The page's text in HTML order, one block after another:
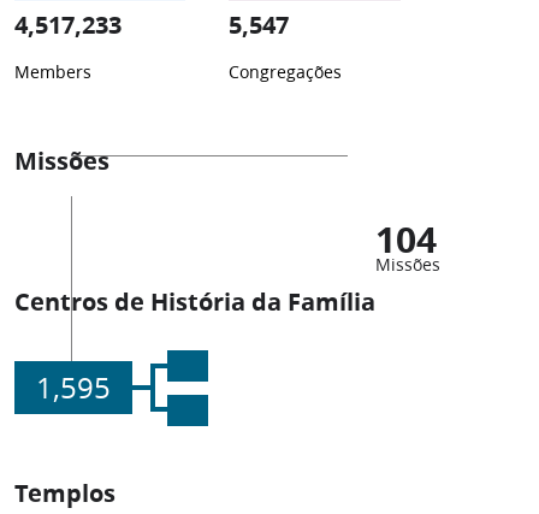
4,517,233
Members
5,547
Congregações
Missões
104
Missões
Centros de História da Família
1,595
Templos